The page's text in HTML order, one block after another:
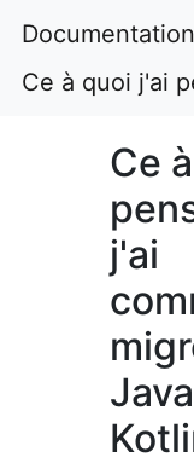
Documentation
Ce à quoi j'ai
Ce
j'ai